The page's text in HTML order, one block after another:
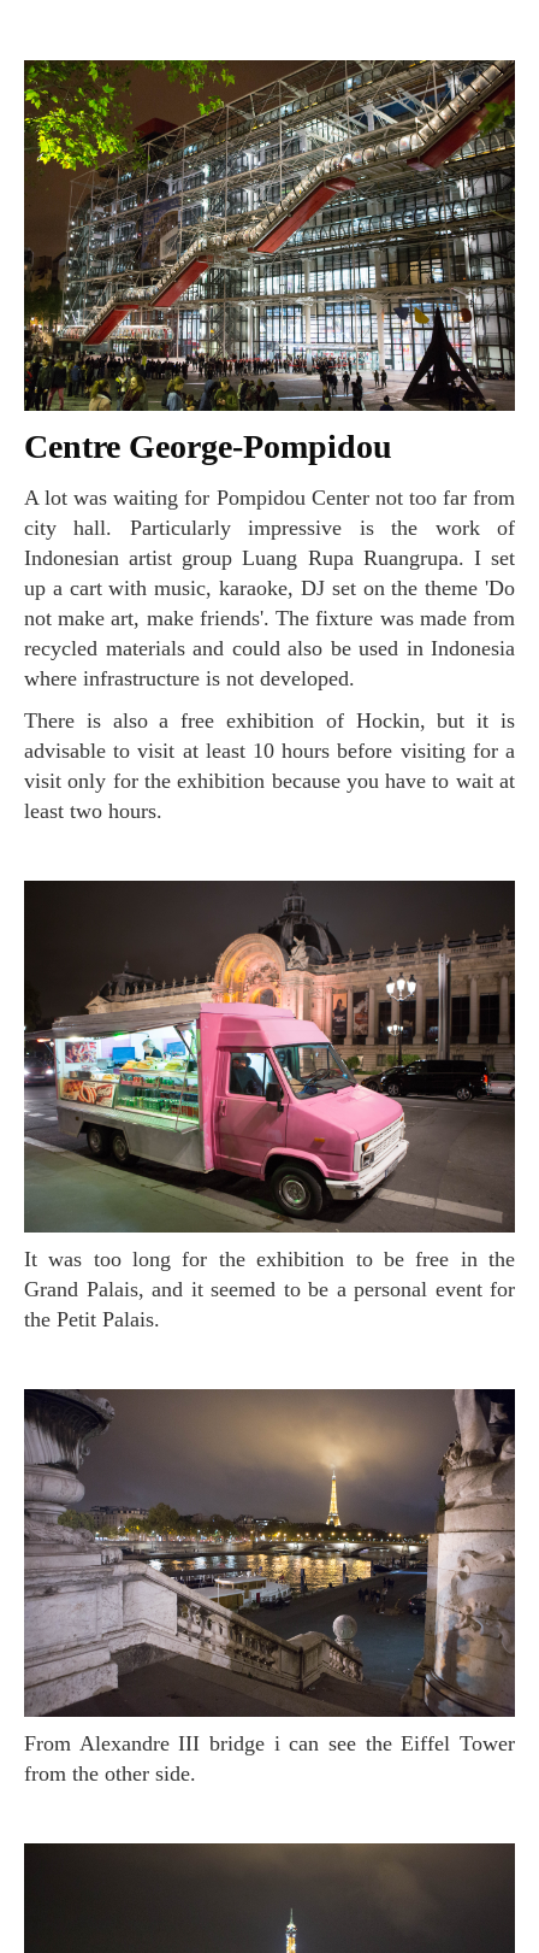
Centre George-Pompidou
A lot was waiting for Pompidou Center not too far from
city hall. Particularly impressive is the work of
Indonesian artist group Luang Rupa Ruangrupa. I set
up a cart with music, karaoke, DJ set on the theme 'Do
not make art, make friends'. The fixture was made from
recycled materials and could also be used in Indonesia
where infrastructure is not developed.
There is also a free exhibition of Hockin, but it is
advisable to visit at least 10 hours before visiting for a
visit only for the exhibition because you have to wait at
least two hours.
It was too long for the exhibition to be free in the
Grand Palais, and it seemed to be a personal event for
the Petit Palais.
From Alexandre III bridge i can see the Eiffel Tower
from the other side.